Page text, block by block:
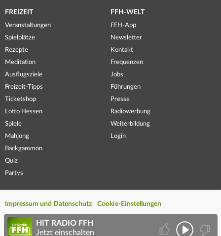
FREIZEIT
Veranstaltungen
Spielplätze
Rezepte
Meditation
Ausflugsziele
Freizeit-Tipps
Ticketshop
Lotto Hessen
Spiele
Mahjong
Backgammon
Quiz
Partys
FFH-WELT
FFH-App
Newsletter
Kontakt
Frequenzen
Jobs
Führungen
Presse
Radiowerbung
Weiterbildung
Login
Impressum und Datenschutz Cookie-Einstellungen
HIT RADIO FFH
Jetzt einschalten